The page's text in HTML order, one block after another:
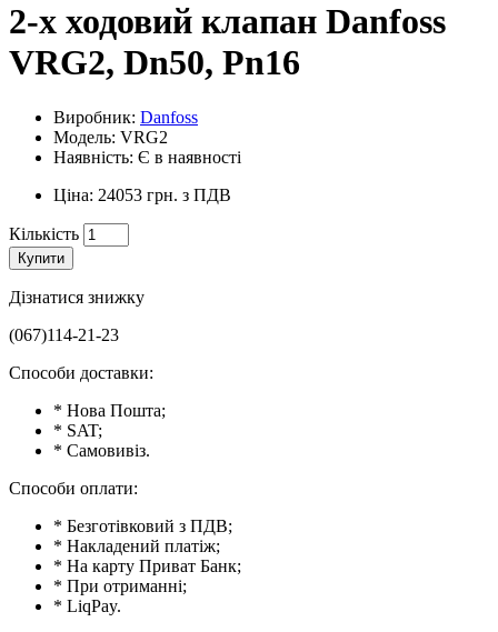
2-х ходовий клапан Danfoss
VRG2, Dn50, Pn16
Виробник: Danfoss
Модель: VRG2
Наявність: Є в наявності
Ціна: 24053 грн. з ПДВ
Кількість
Купити
Дізнатися знижку
(067)114-21-23
Способи доставки:
* Нова Пошта;
* SAT;
* Самовивіз.
Способи оплати:
* Безготівковий з ПДВ;
* Накладений платіж;
* На карту Приват Банк;
* При отриманні;
* LiqPay.